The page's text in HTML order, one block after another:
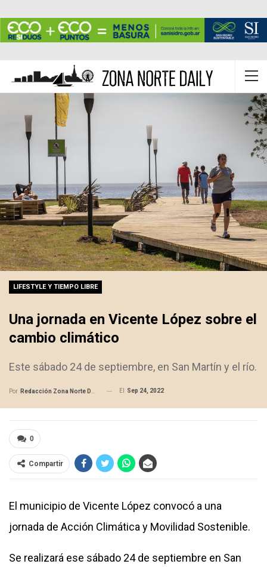
LIFESTYLE Y TIEMPO LIBRE
Una jornada en Vicente López sobre el
cambio climático
Este sábado 24 de septiembre, en San Martín y el río.
Por Redacción Zona Norte Daily El Sep 24, 2022
0
Compartir
El municipio de Vicente López convocó a una
jornada de Acción Climática y Movilidad Sostenible.
Se realizará ese sábado 24 de septiembre en San